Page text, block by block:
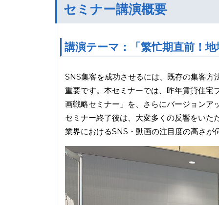
セミナー講演概要
講演テーマ：「繁忙期直前！
SNS集客を成功させるには、既存の集客
重要です。本セミナーでは、昨年賃貸住
画戦略セミナー」を、さらにバージョンア
セミナー終了後は、大変多くの反響をいた
業界におけるSNS・動画の注目度の高さが